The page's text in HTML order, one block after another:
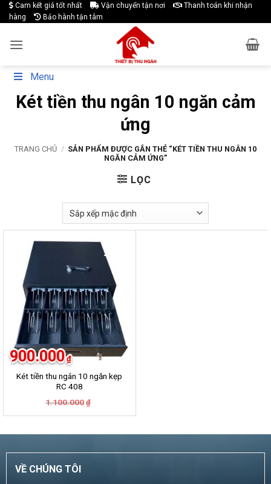
Skip
to
Cam kết giá tốt nhất Vận chuyển tận nơi
Thanh toán khi nhận
hàng
Bảo hành tận tâm
Menu
Két tiền thu ngân 10 ngăn cảm
ứng
TRANG CHỦ / SẢN PHẨM ĐƯỢC GẮN THẺ “KÉT TIỀN THU NGÂN 10
NGĂN CẢM ỨNG”
LỌC
-18%
Két tiền thu ngân 10 ngăn kẹp
RC 408
1.100.000 ₫
là:
900.000 ₫
tại
900.000₫.
VỀ CHÚNG TÔI